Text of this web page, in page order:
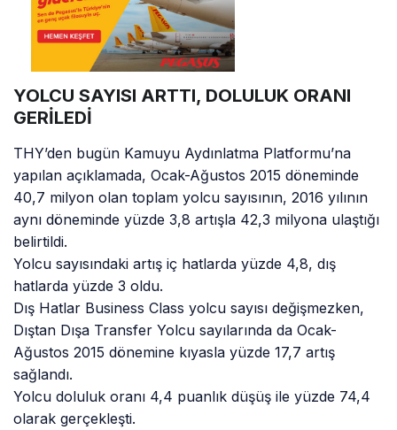
YOLCU SAYISI ARTTI, DOLULUK ORANI
GERİLEDİ
THY’den bugün Kamuyu Aydınlatma Platformu’na
yapılan açıklamada, Ocak-Ağustos 2015 döneminde
40,7 milyon olan toplam yolcu sayısının, 2016 yılının
aynı döneminde yüzde 3,8 artışla 42,3 milyona ulaştığı
belirtildi.
Yolcu sayısındaki artış iç hatlarda yüzde 4,8, dış
hatlarda yüzde 3 oldu.
Dış Hatlar Business Class yolcu sayısı değişmezken,
Dıştan Dışa Transfer Yolcu sayılarında da Ocak-
Ağustos 2015 dönemine kıyasla yüzde 17,7 artış
sağlandı.
Yolcu doluluk oranı 4,4 puanlık düşüş ile yüzde 74,4
olarak gerçekleşti.